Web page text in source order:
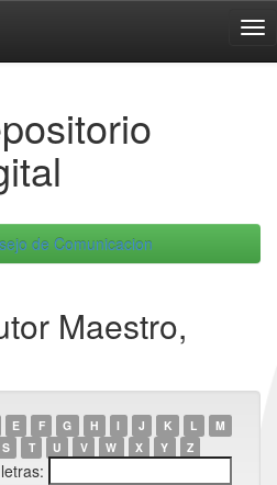
de Comunicacion
Maestro,
E F G H I J K L
M
S T U V W X Y Z